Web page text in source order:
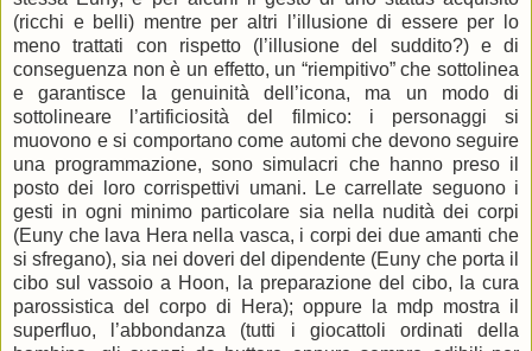
(ricchi e belli) mentre per altri l’illusione di essere per lo
meno trattati con rispetto (l’illusione del suddito?) e di
conseguenza non è un effetto, un “riempitivo” che sottolinea
e garantisce la genuinità dell’icona, ma un modo di
sottolineare l’artificiosità del filmico: i personaggi si
muovono e si comportano come automi che devono seguire
una programmazione, sono simulacri che hanno preso il
posto dei loro corrispettivi umani. Le carrellate seguono i
gesti in ogni minimo particolare sia nella nudità dei corpi
(Euny che lava Hera nella vasca, i corpi dei due amanti che
si sfregano), sia nei doveri del dipendente (Euny che porta il
cibo sul vassoio a Hoon, la preparazione del cibo, la cura
parossistica del corpo di Hera); oppure la mdp mostra il
superfluo, l’abbondanza (tutti i giocattoli ordinati della